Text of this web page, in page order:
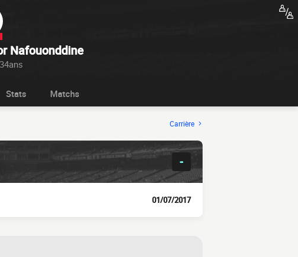
Nafouonddine
Stats Matchs
Carrière
-
01/07/2017